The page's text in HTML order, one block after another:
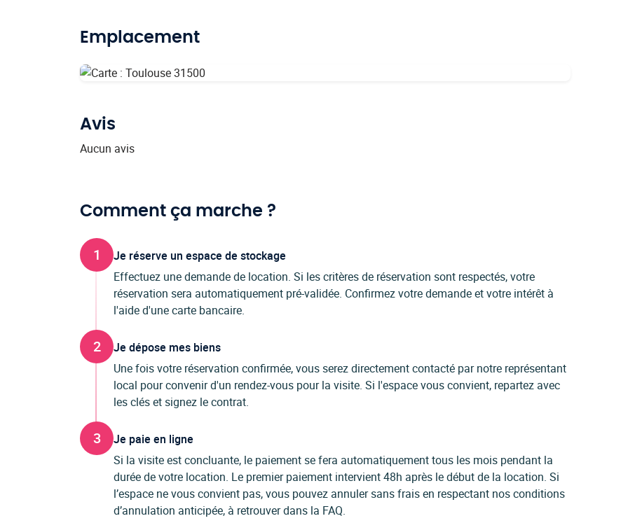
Emplacement
Avis
Aucun avis
Comment ça marche ?
1
Je réserve un espace de stockage
Effectuez une demande de location. Si les critères de réservation sont respectés, votre
réservation sera automatiquement pré-validée. Confirmez votre demande et votre intérêt à
l'aide d'une carte bancaire.
2
Je dépose mes biens
Une fois votre réservation confirmée, vous serez directement contacté par notre représentant
local pour convenir d'un rendez-vous pour la visite. Si l'espace vous convient, repartez avec
les clés et signez le contrat.
3
Je paie en ligne
Si la visite est concluante, le paiement se fera automatiquement tous les mois pendant la
durée de votre location. Le premier paiement intervient 48h après le début de la location. Si
l’espace ne vous convient pas, vous pouvez annuler sans frais en respectant nos conditions
d’annulation anticipée, à retrouver dans la FAQ.